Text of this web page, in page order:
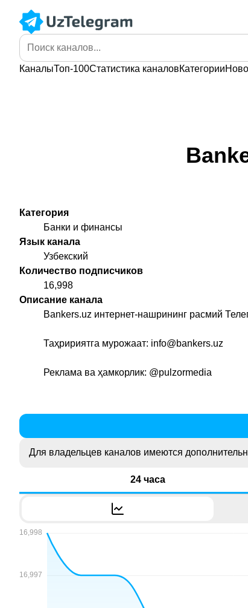
КаналыТоп-100Статистика каналовКатегории
Категория
Банки и финансы
Язык канала
Узбекский
Количество подписчиков
16,998
Описание канала
Bankers.uz интернет-нашрининг расмий
Таҳририятга мурожаат: info@bankers.uz
Реклама ва ҳамкорлик: @pulzormedia
Для владельцев каналов имеются
24 часа